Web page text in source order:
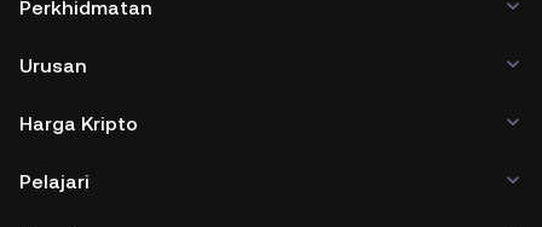
Perkhidmatan
Urusan
Harga Kripto
Pelajari